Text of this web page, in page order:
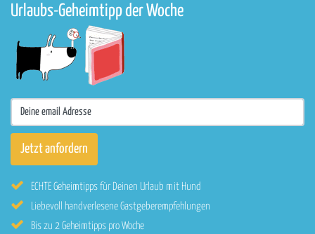
Urlaubs-Geheimtipp der Woche
ECHTE Geheimtipps für Deinen Urlaub mit Hund
Liebevoll handverlesene Gastgeberempfehlungen
Bis zu 2 Geheimtipps pro Woche